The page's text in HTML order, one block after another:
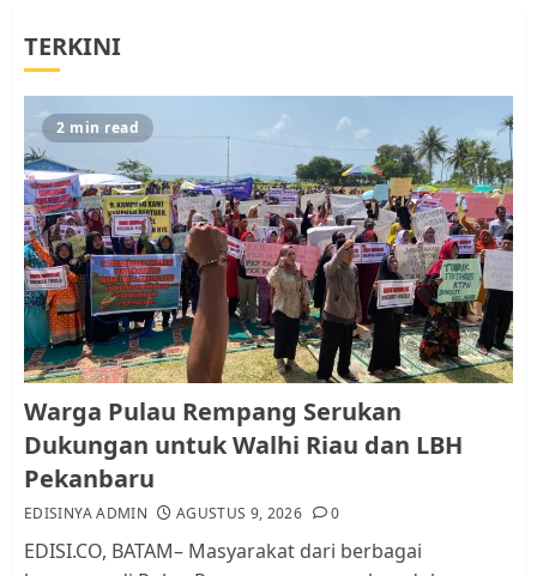
5
Resahkan Warga
JULI 17, 2026 0
1
Warga Pulau Rempang Serukan
Dukungan untuk Walhi Riau
dan LBH Pekanbaru
AGUSTUS 9, 2026 0
2
Pemko Batam Tegaskan RT dan
RW bukan Petugas Pendataan
dan Pemungutan Pajak
TERKINI
2 min read
Warga Pulau Rempang Serukan
Dukungan untuk Walhi Riau dan LBH
Pekanbaru
EDISINYA ADMIN AGUSTUS 9, 2026 0
EDISI.CO, BATAM– Masyarakat dari berbagai